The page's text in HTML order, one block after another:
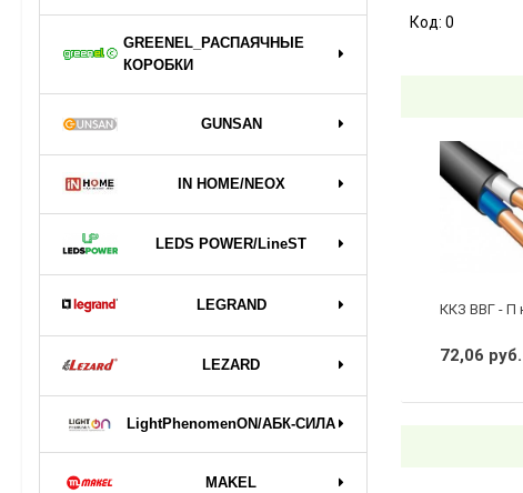
GREENEL_РАСПАЯЧНЫЕ
КОРОБКИ
GUNSAN
IN HOME/NEOX
LEDS POWER/LineST
LEGRAND
LEZARD
LightPhenomenON/АБК-СИЛА
MAKEL
Код: 0
ККЗ ВВГ - П
72,06 руб.